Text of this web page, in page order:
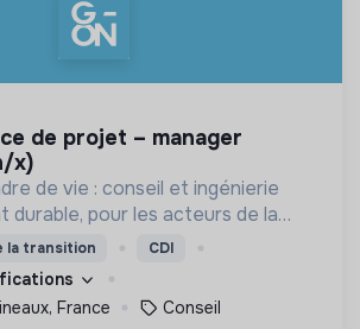
x)
de vie : conseil et ingénierie
durable, pour les acteurs de la
l'immobilier.
la transition CDI
France
Conseil